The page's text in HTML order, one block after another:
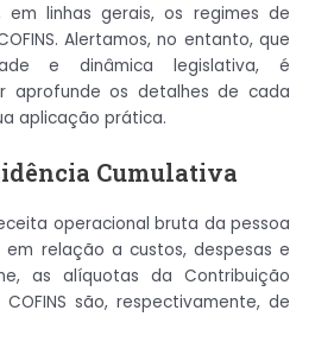
em linhas gerais, os regimes de
Alertamos, no entanto, que
e dinâmica legislativa, é
aprofunde os detalhes de cada
aplicação prática.
Cumulativa
operacional bruta da pessoa
em relação a custos, despesas e
as alíquotas da Contribuição
são, respectivamente, de